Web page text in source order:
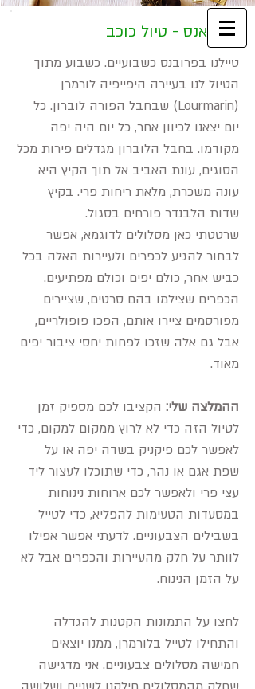
פרובאנס - טיול כוכב
טיילנו בפרובנס כשבועיים. כשבוע מתוך
הטיול לנו בעיירה היפייפיה לורמרן
(Lourmarin) שבחבל הפורה לוברון. כל
יום יצאנו לכיוון אחר, כל יום היה יפה
מקודמו. בחבל הלוברון מגדלים פירות מכל
הסוגים, עונת האביב אל תוך הקיץ היא
עונה משכרת, מלאת ריחות פרי. בקיץ
שדות הלבנדר פורחים בסגול.
שרטטתי כאן מסלולים לדוגמא, אפשר
לבחור להגיע לכפרים ולעיירות האלה בכל
כביש אחר, כולם יפים וכולם מפתיעים.
הכפרים שצילמו בהם סרטים, שציירים
מפורסמים ציירו אותם, הפכו פופולריים,
אבל גם אלה שזכו לפחות יחסי ציבור יפים
מאוד.
ההמלצה שלי: הקציבו לכם מספיק זמן
לטיול הזה כדי לא לרוץ ממקום למקום, כדי
לאפשר לכם פיקניק בשדה יפה או על
שפת אגם או נהר, כדי שתוכלו לעצור ליד
עצי פרי ולאפשר לכם ארוחות נינוחות
במסעדות הטעימות להפליא, כדי לטייל
בשבילים הצבעוניים. לדעתי אפשר אפילו
לוותר על חלק מהעיירות והכפרים אבל לא
על הזמן הנינוח.
לחצו על התמונות הקטנות להגדלה
והתחילו לטייל בלורמרן, ממנו יוצאים
חמישה מסלולים צבעוניים. אני מדגישה